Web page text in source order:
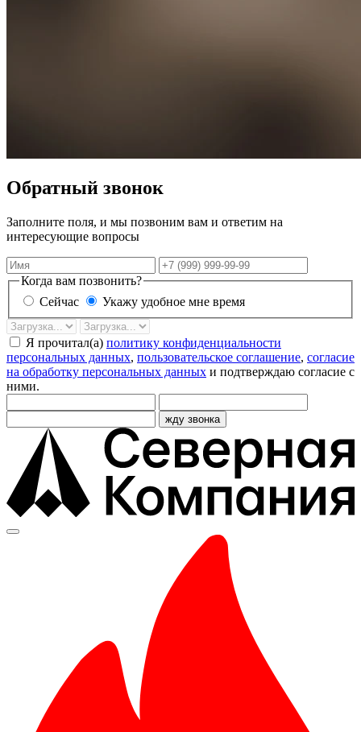
Обратный звонок
Заполните поля, и мы позвоним вам и ответим на
интересующие вопросы
Имя
Телефон
Когда вам позвонить?
Сейчас
Укажу удобное мне время
Дата
звонка
Время
Я прочитал(а) политику конфиденциальности
персональных данных, пользовательское соглашение, согласие
на обработку персональных данных и подтверждаю согласие с
ними.
жду звонка